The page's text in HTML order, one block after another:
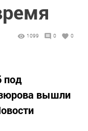
1099 0 0
под
вышли